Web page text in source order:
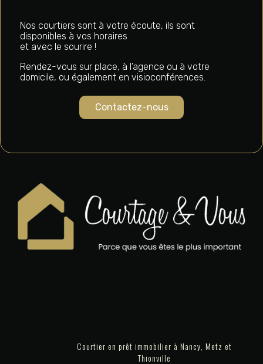
Nos courtiers sont à votre écoute, ils sont
disponibles à vos horaires
et avec le sourire !
Rendez-vous sur place, à l’agence ou à votre
domicile, ou également en visioconférences.
Contactez-nous
Courtier en prêt immobilier à Nancy, Metz et
Thionville